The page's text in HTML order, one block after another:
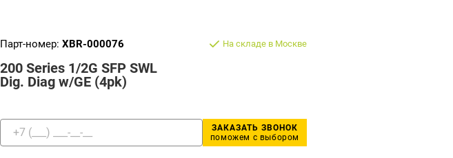
Парт-номер: XBR-000076
200 Series 1/2G SFP SWL
Dig. Diag w/GE (4pk)
На складе в Москве
ЗАКАЗАТЬ ЗВОНОК
поможем с выбором